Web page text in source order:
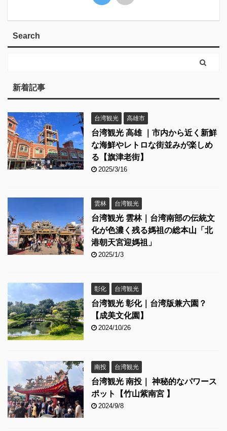
Search
新着記事
台湾観光 高雄市
台湾観光 高雄 ｜市内から近く新鮮
な海鮮やレトロな街並みが楽しめ
る【旗津老街】
2025/3/16
雲林 台湾観光
台湾観光 雲林｜台湾南部の伝統文
化が色濃く残る媽祖の総本山「北
港朝天宮迎媽祖」
2025/1/3
彰化 台湾観光
台湾観光 彰化｜台湾版兼六園？
【成美文化園】
2024/10/26
南投 台湾観光
台湾観光 南投｜ 神秘的なパワース
ポット【竹山紫南宮 】
2024/9/8